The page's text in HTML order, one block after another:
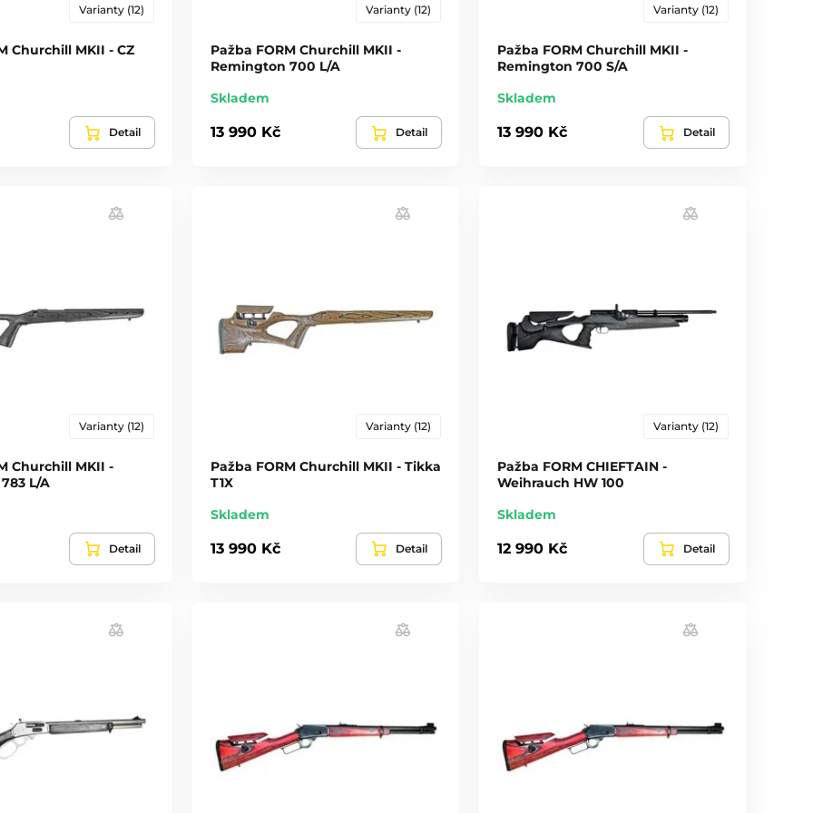
Varianty (12)
Churchill MKII - CZ
Detail
Varianty (12)
Pažba FORM Churchill MKII -
Remington 700 L/A
Skladem
13 990 Kč Detail
Varianty (12)
Pažba FORM Churchill MKII -
Remington 700 S/A
Skladem
13 990 Kč Detail
Varianty (12)
Churchill MKII -
L/A
Detail
Varianty (12)
Pažba FORM Churchill MKII - Tikka
T1X
Skladem
13 990 Kč Detail
Varianty (12)
Pažba FORM CHIEFTAIN -
Weihrauch HW 100
Skladem
12 990 Kč Detail